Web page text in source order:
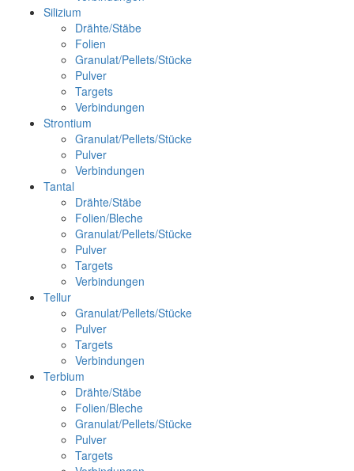
Silizium
Drähte/Stäbe
Folien
Granulat/Pellets/Stücke
Pulver
Targets
Verbindungen
Strontium
Granulat/Pellets/Stücke
Pulver
Verbindungen
Tantal
Drähte/Stäbe
Folien/Bleche
Granulat/Pellets/Stücke
Pulver
Targets
Verbindungen
Tellur
Granulat/Pellets/Stücke
Pulver
Targets
Verbindungen
Terbium
Drähte/Stäbe
Folien/Bleche
Granulat/Pellets/Stücke
Pulver
Targets